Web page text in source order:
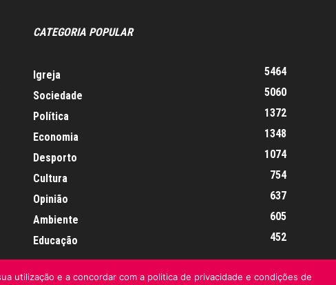
CATEGORIA POPULAR
Igreja
5464
Sociedade
5060
Política
1372
Economia
1348
Desporto
1074
Cultura
754
Opinião
637
Ambiente
605
Educação
452
utilização e a concordar com a politica de privacidade e condições de